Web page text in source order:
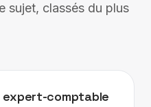
sujet, classés du plus
expert-comptable